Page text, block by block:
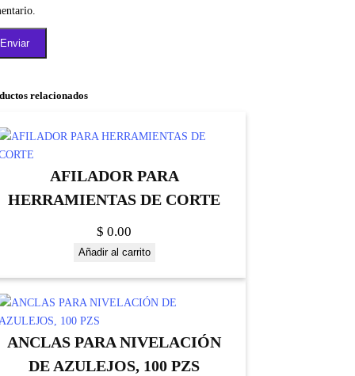
relacionados
AFILADOR PARA
HERRAMIENTAS DE CORTE
$ 0.00
Añadir al carrito
ANCLAS PARA NIVELACIÓN
DE AZULEJOS, 100 PZS